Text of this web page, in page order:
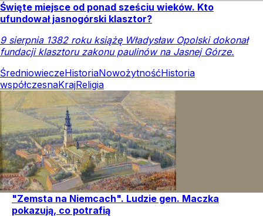
Święte miejsce od ponad sześciu wieków. Kto
ufundował jasnogórski klasztor?
9 sierpnia 1382 roku książę Władysław Opolski dokonał
fundacji klasztoru zakonu paulinów na Jasnej Górze.
ŚredniowieczeHistoriaNowożytnośćHistoria
współczesnaKrajReligia
"Zemsta na Niemcach". Ludzie gen. Maczka
pokazują, co potrafią